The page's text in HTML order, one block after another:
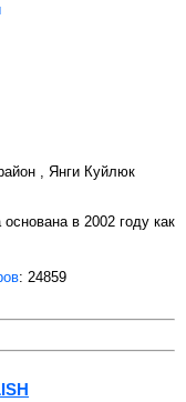
, Янги Куйлюк
в 2002 году как
: 24859